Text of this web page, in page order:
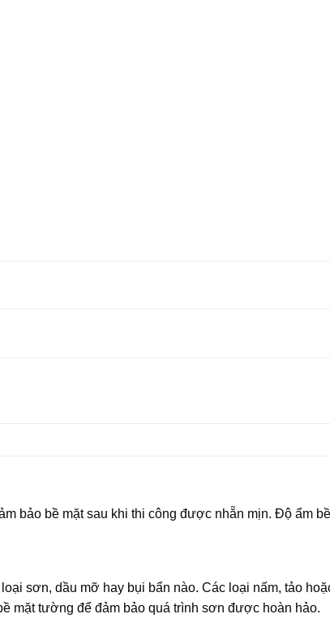
bảo bề mặt sau khi thi công được nhẵn mịn. Độ ẩm
sơn, dầu mỡ hay bụi bẩn nào. Các loại nấm, tảo
mặt tường để đảm bảo quá trình sơn được hoàn hảo.